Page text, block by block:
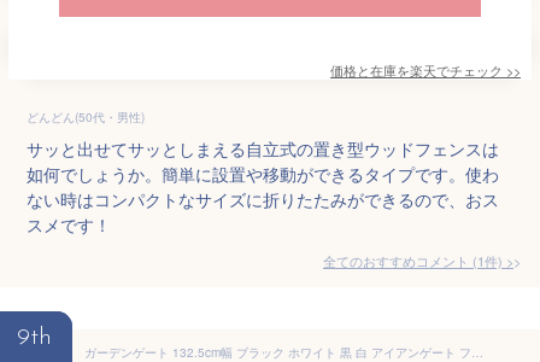
価格と在庫を楽天でチェック >>
どんどん(50代・男性)
サッと出せてサッとしまえる自立式の置き型ウッドフェンスは
如何でしょうか。簡単に設置や移動ができるタイプです。使わ
ない時はコンパクトなサイズに折りたたみができるので、おス
スメです！
全てのおすすめコメント (1件) >
9th
ガーデンゲート 132.5cm幅 ブラック ホワイト 黒 白 アイアンゲート フェンス 庭のゲート 折り畳み式ゲート 簡易設置 折り畳みゲート 全幅132.5cm 奥行16cm 高さ76cm 外枠線径0.7cm おすすめ おしゃれ 北欧 モダン 庭 ガーデニング 花壇 境界線 間仕切り 置き型フェンス